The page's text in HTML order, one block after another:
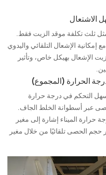
الاشتعال
ثلث تكلفة موقد الزيت فقط.
الإشعال التلقائي واليدوي
الإشعال بهيكل خاص، وتأثير
الحرارة (المجموع)
يسهل التحكم في درجة حرارة
عبر أسطوانة الخلط الجاف.
الميناء إشارة إلى مغير
حجم الحصى تلقائيًا من خلال مغير